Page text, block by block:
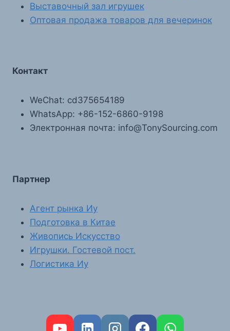
Выставочный зал игрушек
Оптовая продажа товаров для вечеринок
Контакт
WeChat: cd375654189
WhatsApp: +86-152-6860-9198
Электронная почта: info@TonySourcing.com
Партнер
Агент рынка Иу
Подготовка в Китае
Живопись Искусство
Игрушки. Гостевой пост.
Логистика Иу